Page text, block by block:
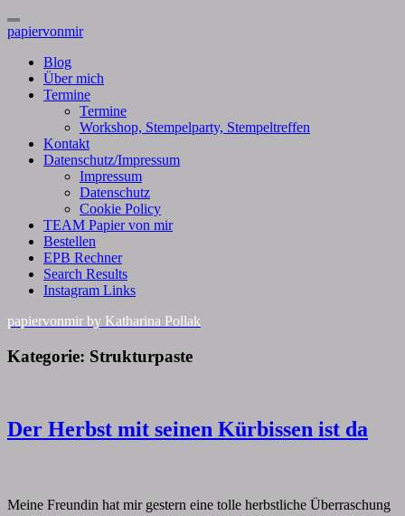
Toggle
Navigation
papiervonmir
Blog
Über mich
Termine
Termine
Workshop, Stempelparty, Stempeltreffen
Kontakt
Datenschutz/Impressum
Impressum
Datenschutz
Cookie Policy
TEAM Papier von mir
Bestellen
EPB Rechner
Search Results
Instagram Links
papiervonmir by Katharina Pollak
Kategorie: Strukturpaste
Der
Herbst
ist
Der Herbst mit seinen Kürbissen ist da
Meine Freundin hat mir gestern eine tolle herbstliche Überraschung